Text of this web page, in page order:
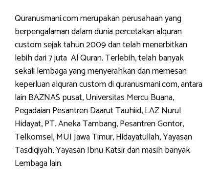
Quranusmani.com merupakan perusahaan yang
berpengalaman dalam dunia percetakan alquran
custom sejak tahun 2009 dan telah menerbitkan
lebih dari 7 juta Al Quran. Terlebih, telah banyak
sekali lembaga yang menyerahkan dan memesan
keperluan alquran custom di quranusmani.com, antara
lain BAZNAS pusat, Universitas Mercu Buana,
Pegadaian Pesantren Daarut Tauhiid, LAZ Nurul
Hidayat, PT. Aneka Tambang, Pesantren Gontor,
Telkomsel, MUI Jawa Timur, Hidayatullah, Yayasan
Tasdiqiyah, Yayasan Ibnu Katsir dan masih banyak
Lembaga lain.